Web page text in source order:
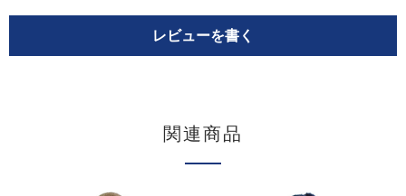
レビューを書く
関連商品